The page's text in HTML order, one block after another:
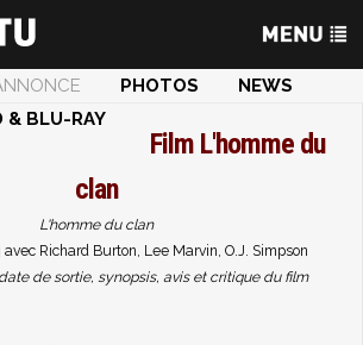
PHOTOS
NEWS
& BLU-RAY
Film L'homme du
clan
L'homme du clan
avec Richard Burton, Lee Marvin, O.J. Simpson
de sortie, synopsis, avis et critique du film